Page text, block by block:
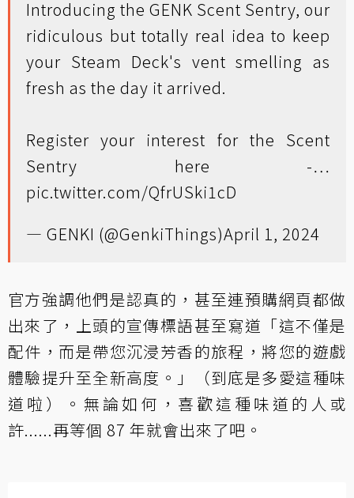
Introducing the GENK Scent Sentry, our
ridiculous but totally real idea to keep
your Steam Deck's vent smelling as
fresh as the day it arrived.
Register your interest for the Scent
Sentry here -…
pic.twitter.com/QfrUSki1cD
— GENKI (@GenkiThings)April 1, 2024
官方強調他們是認真的，甚至連預購網頁都做
出來了，上頭的宣傳標語甚至寫道「這不僅是
配件，而是帶您沉浸芳香的旅程，將您的遊戲
體驗提升至全新高度。」（到底是多愛這種味
道啦）。無論如何，喜歡這種味道的人或
許......再等個 87 年就會出來了吧。